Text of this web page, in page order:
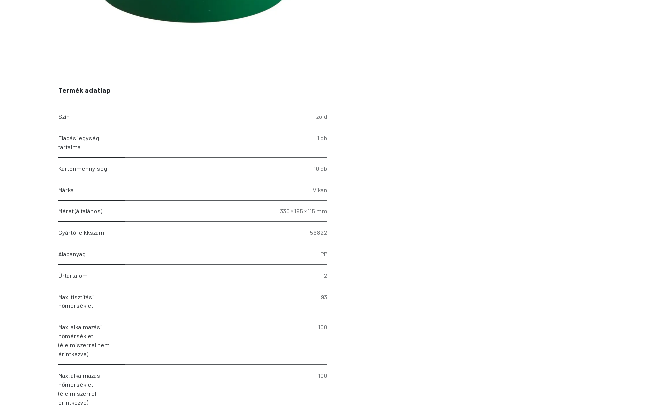
Termék adatlap
Szín zöld
Eladási egység
tartalma
1 db
Kartonmennyiség 10 db
Márka Vikan
Méret (általános) 330 × 195 × 115 mm
Gyártói cikkszám 56822
Alapanyag PP
Űrtartalom 2
Max. tisztítási
hőmérséklet
93
Max. alkalmazási
hőmérséklet
(élelmiszerrel nem
érintkezve)
100
Max. alkalmazási
hőmérséklet
(élelmiszerrel
érintkezve)
100